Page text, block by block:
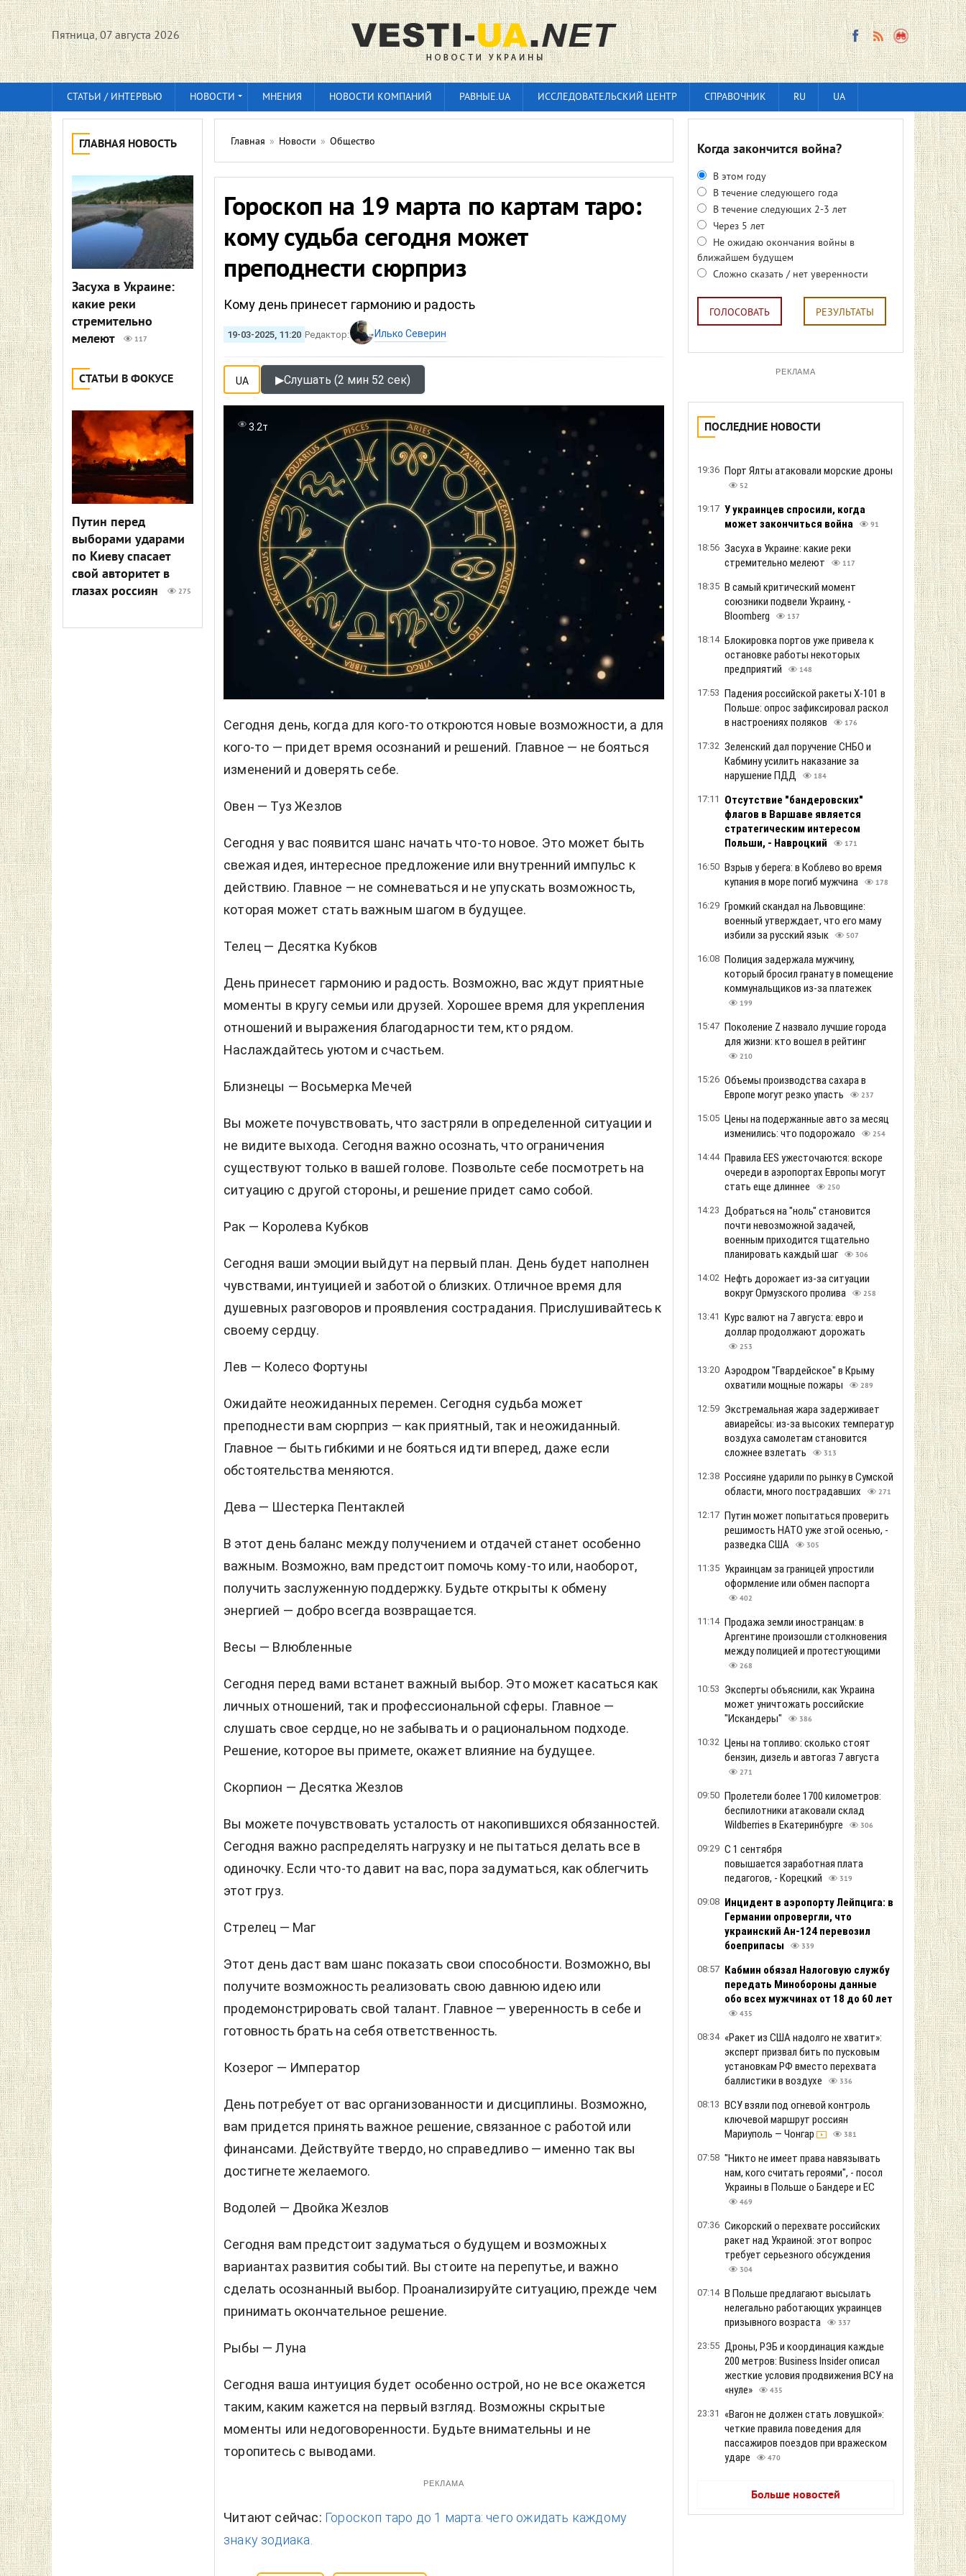
Пятница, 07 августа 2026
СТАТЬИ / ИНТЕРВЬЮ НОВОСТИ МНЕНИЯ НОВОСТИ КОМПАНИЙ РАВНЫЕ.UA ИССЛЕДОВАТЕЛЬСКИЙ ЦЕНТР СПРАВОЧНИК RU UA
ГЛАВНАЯ НОВОСТЬ
Засуха в Украине:
какие реки
стремительно
мелеют
117
СТАТЬИ В ФОКУСЕ
Путин перед
выборами ударами
по Киеву спасает
свой авторитет в
глазах россиян
275
Главная » Новости » Общество
Гороскоп на 19 марта по картам таро:
кому судьба сегодня может
преподнести сюрприз
Кому день принесет гармонию и радость
19-03-2025, 11:20 Редактор: Илько Северин
UA ▶Слушать (2 мин 52 сек)
3.2т
Сегодня день, когда для кого-то откроются новые возможности, а для
кого-то — придет время осознаний и решений. Главное — не бояться
изменений и доверять себе.
Овен — Туз Жезлов
Сегодня у вас появится шанс начать что-то новое. Это может быть
свежая идея, интересное предложение или внутренний импульс к
действию. Главное — не сомневаться и не упускать возможность,
которая может стать важным шагом в будущее.
Телец — Десятка Кубков
День принесет гармонию и радость. Возможно, вас ждут приятные
моменты в кругу семьи или друзей. Хорошее время для укрепления
отношений и выражения благодарности тем, кто рядом.
Наслаждайтесь уютом и счастьем.
Близнецы — Восьмерка Мечей
Вы можете почувствовать, что застряли в определенной ситуации и
не видите выхода. Сегодня важно осознать, что ограничения
существуют только в вашей голове. Позвольте себе посмотреть на
ситуацию с другой стороны, и решение придет само собой.
Рак — Королева Кубков
Сегодня ваши эмоции выйдут на первый план. День будет наполнен
чувствами, интуицией и заботой о близких. Отличное время для
душевных разговоров и проявления сострадания. Прислушивайтесь к
своему сердцу.
Лев — Колесо Фортуны
Ожидайте неожиданных перемен. Сегодня судьба может
преподнести вам сюрприз — как приятный, так и неожиданный.
Главное — быть гибкими и не бояться идти вперед, даже если
обстоятельства меняются.
Дева — Шестерка Пентаклей
В этот день баланс между получением и отдачей станет особенно
важным. Возможно, вам предстоит помочь кому-то или, наоборот,
получить заслуженную поддержку. Будьте открыты к обмену
энергией — добро всегда возвращается.
Весы — Влюбленные
Сегодня перед вами встанет важный выбор. Это может касаться как
личных отношений, так и профессиональной сферы. Главное —
слушать свое сердце, но не забывать и о рациональном подходе.
Решение, которое вы примете, окажет влияние на будущее.
Скорпион — Десятка Жезлов
Вы можете почувствовать усталость от накопившихся обязанностей.
Сегодня важно распределять нагрузку и не пытаться делать все в
одиночку. Если что-то давит на вас, пора задуматься, как облегчить
этот груз.
Стрелец — Маг
Этот день даст вам шанс показать свои способности. Возможно, вы
получите возможность реализовать свою давнюю идею или
продемонстрировать свой талант. Главное — уверенность в себе и
готовность брать на себя ответственность.
Козерог — Император
День потребует от вас организованности и дисциплины. Возможно,
вам придется принять важное решение, связанное с работой или
финансами. Действуйте твердо, но справедливо — именно так вы
достигнете желаемого.
Водолей — Двойка Жезлов
Сегодня вам предстоит задуматься о будущем и возможных
вариантах развития событий. Вы стоите на перепутье, и важно
сделать осознанный выбор. Проанализируйте ситуацию, прежде чем
принимать окончательное решение.
Рыбы — Луна
Сегодня ваша интуиция будет особенно острой, но не все окажется
таким, каким кажется на первый взгляд. Возможны скрытые
моменты или недоговоренности. Будьте внимательны и не
торопитесь с выводами.
РЕКЛАМА
Читают сейчас: Гороскоп таро до 1 марта: чего ожидать каждому
знаку зодиака.
Когда закончится война?
В этом году
В течение следующего года
В течение следующих 2-3 лет
Через 5 лет
Не ожидаю окончания войны в
ближайшем будущем
Сложно сказать / нет уверенности
ГОЛОСОВАТЬ РЕЗУЛЬТАТЫ
РЕКЛАМА
ПОСЛЕДНИЕ НОВОСТИ
19:36 Порт Ялты атаковали морские дроны
52
19:17 У украинцев спросили, когда
может закончиться война
91
18:56 Засуха в Украине: какие реки
стремительно мелеют
117
18:35 В самый критический момент
союзники подвели Украину, -
Bloomberg
137
18:14 Блокировка портов уже привела к
остановке работы некоторых
предприятий
148
17:53 Падения российской ракеты Х-101 в
Польше: опрос зафиксировал раскол
в настроениях поляков
176
17:32 Зеленский дал поручение СНБО и
Кабмину усилить наказание за
нарушение ПДД
184
17:11
Отсутствие "бандеровских"
флагов в Варшаве является
стратегическим интересом
Польши, - Навроцкий
171
16:50 Взрыв у берега: в Коблево во время
купания в море погиб мужчина
178
16:29 Громкий скандал на Львовщине:
военный утверждает, что его маму
избили за русский язык
507
16:08 Полиция задержала мужчину,
который бросил гранату в помещение
коммунальщиков из-за платежек
199
15:47 Поколение Z назвало лучшие города
для жизни: кто вошел в рейтинг
210
15:26 Объемы производства сахара в
Европе могут резко упасть
237
15:05 Цены на подержанные авто за месяц
изменились: что подорожало
254
14:44 Правила EES ужесточаются: вскоре
очереди в аэропортах Европы могут
стать еще длиннее
250
14:23 Добраться на "ноль" становится
почти невозможной задачей,
военным приходится тщательно
планировать каждый шаг
306
14:02 Нефть дорожает из-за ситуации
вокруг Ормузского пролива
258
13:41 Курс валют на 7 августа: евро и
доллар продолжают дорожать
253
13:20 Аэродром "Гвардейское" в Крыму
охватили мощные пожары
289
12:59 Экстремальная жара задерживает
авиарейсы: из-за высоких температур
воздуха самолетам становится
сложнее взлетать
313
12:38 Россияне ударили по рынку в Сумской
области, много пострадавших
271
12:17 Путин может попытаться проверить
решимость НАТО уже этой осенью, -
разведка США
305
11:35 Украинцам за границей упростили
оформление или обмен паспорта
402
11:14 Продажа земли иностранцам: в
Аргентине произошли столкновения
между полицией и протестующими
268
10:53 Эксперты объяснили, как Украина
может уничтожать российские
"Искандеры"
386
10:32 Цены на топливо: сколько стоят
бензин, дизель и автогаз 7 августа
271
09:50 Пролетели более 1700 километров:
беспилотники атаковали склад
Wildberries в Екатеринбурге
306
09:29 С 1 сентября
повышается заработная плата
педагогов, - Корецкий
319
09:08 Инцидент в аэропорту Лейпцига: в
Германии опровергли, что
украинский Ан-124 перевозил
боеприпасы
339
08:57 Кабмин обязал Налоговую службу
передать Минобороны данные
обо всех мужчинах от 18 до 60 лет
435
08:34 «Ракет из США надолго не хватит»:
эксперт призвал бить по пусковым
установкам РФ вместо перехвата
баллистики в воздухе
336
08:13 ВСУ взяли под огневой контроль
ключевой маршрут россиян
Мариуполь — Чонгар
381
07:58 "Никто не имеет права навязывать
нам, кого считать героями", - посол
Украины в Польше о Бандере и ЕС
469
07:36 Сикорский о перехвате российских
ракет над Украиной: этот вопрос
требует серьезного обсуждения
304
07:14 В Польше предлагают высылать
нелегально работающих украинцев
призывного возраста
337
23:55 Дроны, РЭБ и координация каждые
200 метров: Business Insider описал
жесткие условия продвижения ВСУ на
«нуле»
435
23:31
«Вагон не должен стать ловушкой»:
четкие правила поведения для
пассажиров поездов при вражеском
ударе
470
Больше новостей